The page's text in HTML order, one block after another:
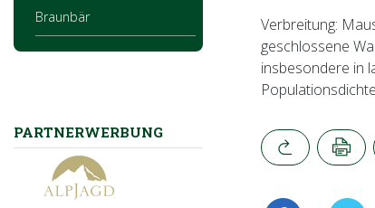
Braunbär
PARTNERWERBUNG
Verbreitung:
geschlossene
insbesondere in